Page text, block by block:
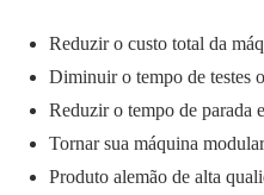
Reduzir o custo total da
Diminuir o tempo de testes
Reduzir o tempo de parada
Tornar sua máquina
Produto alemão de alta